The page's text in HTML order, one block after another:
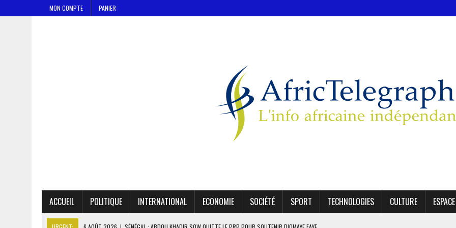
MON COMPTE PANIER
ACCUEIL POLITIQUE INTERNATIONAL ECONOMIE SOCIÉTÉ SPORT TECHNOLOGIES CULTURE